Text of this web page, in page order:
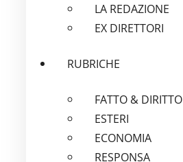
LA REDAZIONE
EX DIRETTORI
RUBRICHE
FATTO & DIRITTO
ESTERI
ECONOMIA
RESPONSA